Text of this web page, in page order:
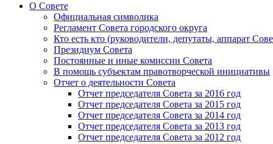
О Совете
Официальная символика
Регламент Совета городского округа
Кто есть кто (руководители, депутаты, аппарат
Президиум Совета
Постоянные и иные комиссии Совета
В помощь субъектам правотворческой инициативы
Отчет о деятельности Совета
Отчет председателя Совета за 2016 год
Отчет председателя Совета за 2015 год
Отчет председателя Совета за 2014 год
Отчет председателя Совета за 2013 год
Отчет председателя Совета за 2012 год